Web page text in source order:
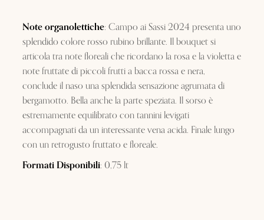
Note organolettiche: Campo ai Sassi 2024 presenta uno
splendido colore rosso rubino brillante. Il bouquet si
articola tra note floreali che ricordano la rosa e la violetta e
note fruttate di piccoli frutti a bacca rossa e nera,
conclude il naso una splendida sensazione agrumata di
bergamotto. Bella anche la parte speziata. Il sorso è
estremamente equilibrato con tannini levigati
accompagnati da un interessante vena acida. Finale lungo
con un retrogusto fruttato e floreale.
Formati Disponibili: 0,75 lt